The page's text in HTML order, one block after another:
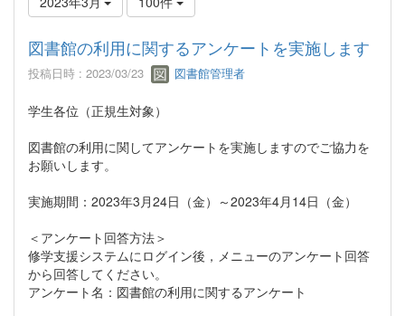
図書館の利用に関するアンケートを実施します
投稿日時 : 2023/03/23 図書館管理者
学生各位（正規生対象）
図書館の利用に関してアンケートを実施しますのでご協力を
お願いします。
実施期間：2023年3月24日（金）～2023年4月14日（金）
＜アンケート回答方法＞
修学支援システムにログイン後，メニューのアンケート回答
から回答してください。
アンケート名：図書館の利用に関するアンケート